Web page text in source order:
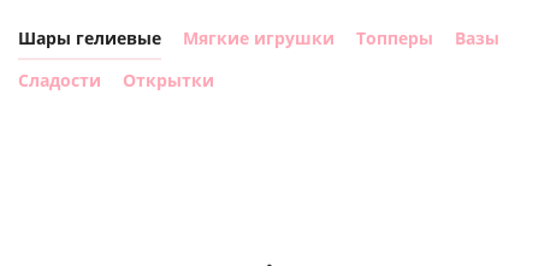
Шары гелиевые Мягкие игрушки Топперы
Вазы
Сладости
Открытки